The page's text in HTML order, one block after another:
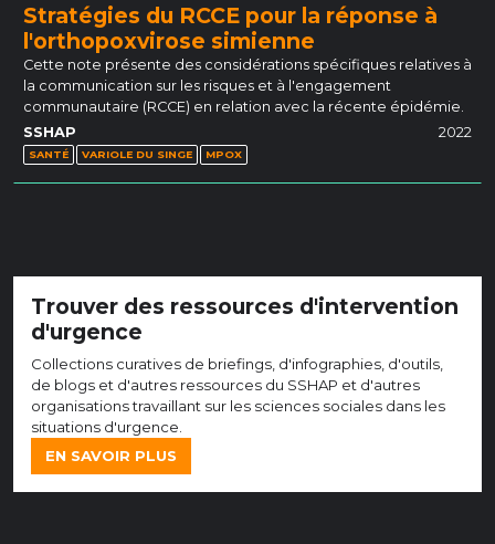
Stratégies du RCCE pour la réponse à
l'orthopoxvirose simienne
Cette note présente des considérations spécifiques relatives à
la communication sur les risques et à l'engagement
communautaire (RCCE) en relation avec la récente épidémie.
SSHAP
2022
SANTÉ VARIOLE DU SINGE MPOX
Trouver des ressources d'intervention
d'urgence
Collections curatives de briefings, d'infographies, d'outils,
de blogs et d'autres ressources du SSHAP et d'autres
organisations travaillant sur les sciences sociales dans les
situations d'urgence.
EN SAVOIR PLUS